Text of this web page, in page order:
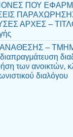
ΠΟΥ
ΑΡΧΕΣ –
ΑΝΑΘΕΣΗΣ –
των ανοικτών,
διαλόγου